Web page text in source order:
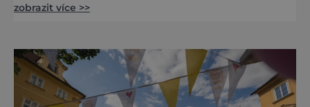
scén, stovky programových bodů, desítky
českých interpretů. Na jeden víkend se celé
město promění v živoucí kulisu středověku,
kde se historie prolíná se
zobrazit více >>